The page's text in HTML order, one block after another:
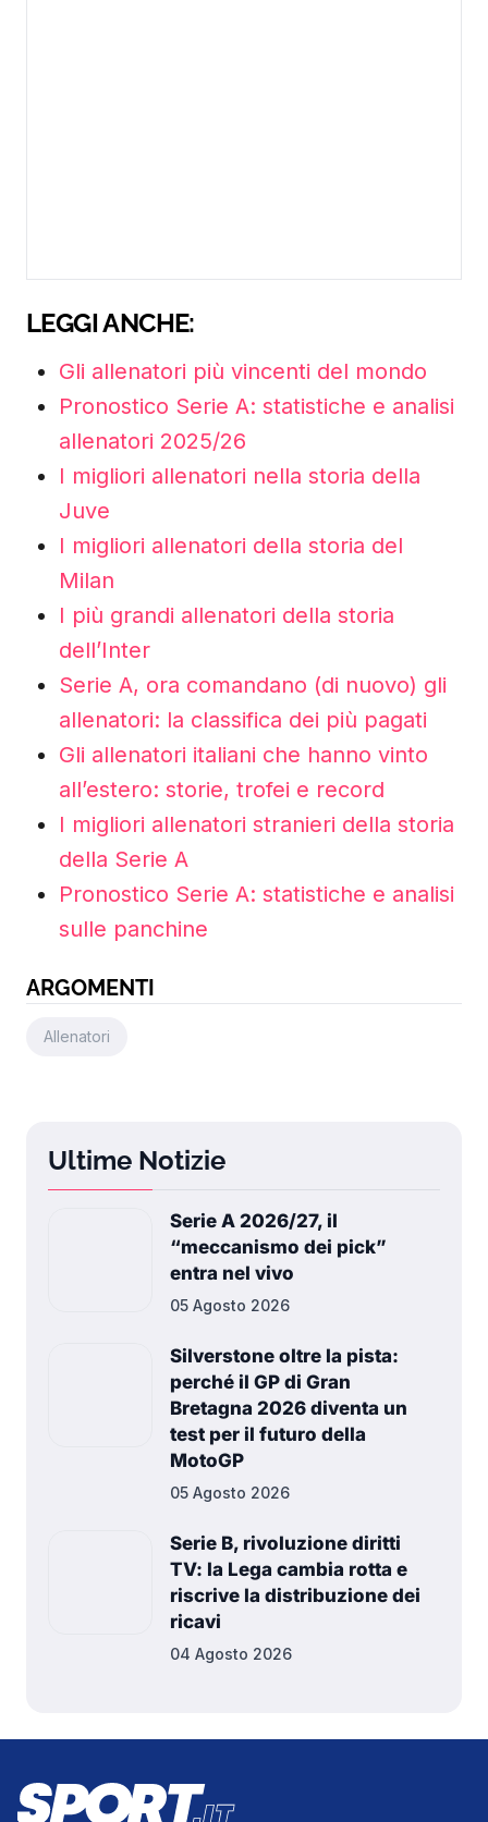
LEGGI ANCHE:
Gli allenatori più vincenti del mondo
Pronostico Serie A: statistiche e analisi
allenatori 2025/26
I migliori allenatori nella storia della
Juve
I migliori allenatori della storia del
Milan
I più grandi allenatori della storia
dell’Inter
Serie A, ora comandano (di nuovo) gli
allenatori: la classifica dei più pagati
Gli allenatori italiani che hanno vinto
all’estero: storie, trofei e record
I migliori allenatori stranieri della storia
della Serie A
Pronostico Serie A: statistiche e analisi
sulle panchine
ARGOMENTI
Allenatori
Ultime Notizie
Serie A 2026/27, il
“meccanismo dei pick”
entra nel vivo
05 Agosto 2026
Silverstone oltre la pista:
perché il GP di Gran
Bretagna 2026 diventa un
test per il futuro della
MotoGP
05 Agosto 2026
Serie B, rivoluzione diritti
TV: la Lega cambia rotta e
riscrive la distribuzione dei
ricavi
04 Agosto 2026